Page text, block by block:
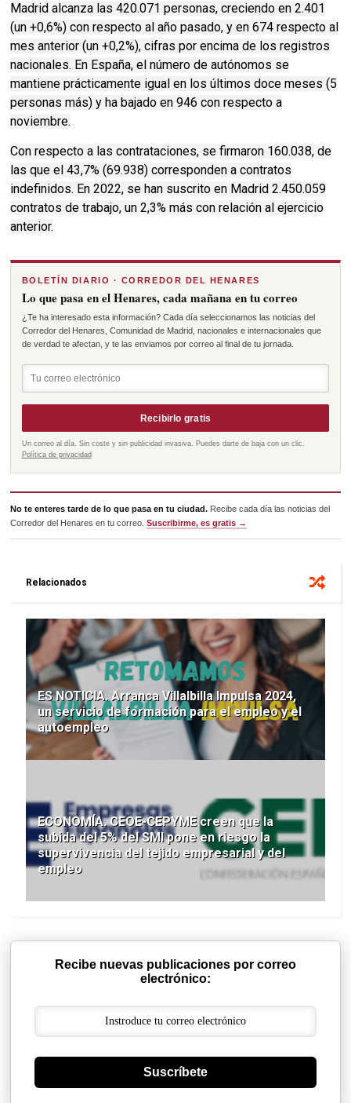
Madrid alcanza las 420.071 personas, creciendo en 2.401
(un +0,6%) con respecto al año pasado, y en 674 respecto al
mes anterior (un +0,2%), cifras por encima de los registros
nacionales. En España, el número de autónomos se
mantiene prácticamente igual en los últimos doce meses (5
personas más) y ha bajado en 946 con respecto a
noviembre.
Con respecto a las contrataciones, se firmaron 160.038, de
las que el 43,7% (69.938) corresponden a contratos
indefinidos. En 2022, se han suscrito en Madrid 2.450.059
contratos de trabajo, un 2,3% más con relación al ejercicio
anterior.
BOLETÍN DIARIO · CORREDOR DEL HENARES
Lo que pasa en el Henares, cada mañana en tu correo
¿Te ha interesado esta información? Cada día seleccionamos las noticias del
Corredor del Henares, Comunidad de Madrid, nacionales e internacionales que
de verdad te afectan, y te las enviamos por correo al final de tu jornada.
Recibirlo gratis
Un correo al día. Sin coste y sin publicidad invasiva. Puedes darte de baja con un clic.
Política de privacidad
No te enteres tarde de lo que pasa en tu ciudad. Recibe cada día las noticias del
Corredor del Henares en tu correo.Suscribirme, es gratis →
Relacionados
ES NOTICIA. Arranca Villalbilla Impulsa 2024,
un servicio de formación para el empleo y el
autoempleo
ECONOMÍA. CEOE-CEPYME creen que la
subida del 5% del SMI pone en riesgo la
supervivencia del tejido empresarial y del
empleo
Recibe nuevas publicaciones por correo
electrónico:
Suscríbete